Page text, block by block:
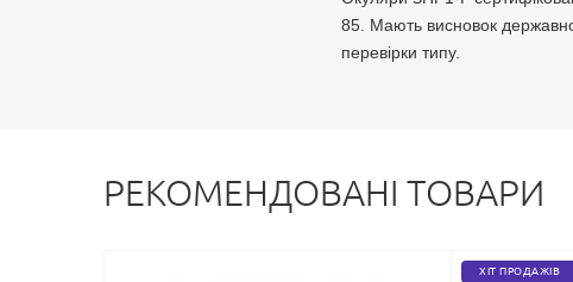
85. Мають висновок
перевірки типу.
РЕКОМЕНДОВАНІ ТОВАРИ
ХІТ ПРОДАЖІВ